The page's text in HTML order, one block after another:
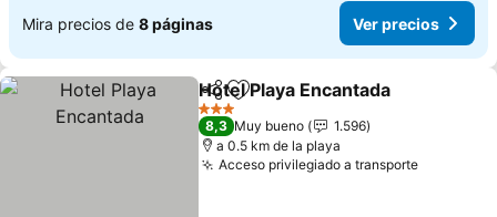
Mira precios de 8 páginas Ver precios
CompartirAgregar a favoritos
Hotel Playa Encantada
3 Estrellas
8,3 Muy bueno
1.596
a 0.5 km de la playa
Acceso privilegiado a transporteVer